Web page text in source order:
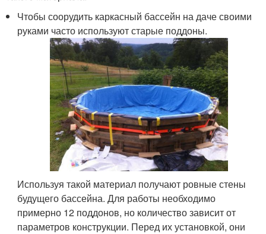
Чтобы соорудить каркасный бассейн на даче своими
руками часто используют старые поддоны.
Используя такой материал получают ровные стены
будущего бассейна. Для работы необходимо
примерно 12 поддонов, но количество зависит от
параметров конструкции. Перед их установкой, они